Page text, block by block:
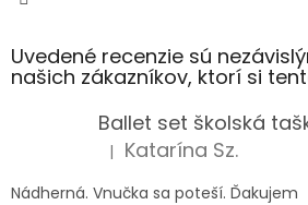
Uvedené recenzie sú
našich zákazníkov, ktorí si
Hodnotenie produktu je 5 z
| Katarína Sz.
Nádherná. Vnučka sa poteší. Ďakujem